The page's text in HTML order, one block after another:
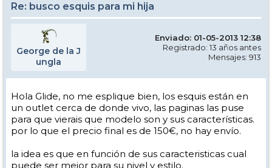
Re: busco esquis para mi hija
George de la J
ungla
Enviado: 01-05-2013 12:38
Registrado: 13 años antes
Mensajes: 913
Hola Glide, no me esplique bien, los esquis están en
un outlet cerca de donde vivo, las paginas las puse
para que vierais que modelo son y sus características.
por lo que el precio final es de 150€, no hay envío.
la idea es que en función de sus caracteristicas cual
puede ser mejor para su nivel y estilo.